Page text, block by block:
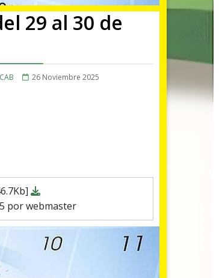
29 al 30 de
26 Noviembre 2025
por webmaster